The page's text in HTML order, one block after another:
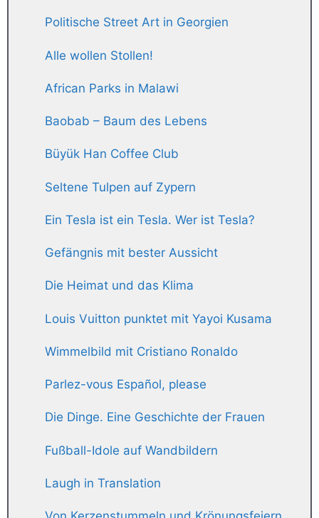
Politische Street Art in Georgien
Alle wollen Stollen!
African Parks in Malawi
Baobab – Baum des Lebens
Büyük Han Coffee Club
Seltene Tulpen auf Zypern
Ein Tesla ist ein Tesla. Wer ist Tesla?
Gefängnis mit bester Aussicht
Die Heimat und das Klima
Louis Vuitton punktet mit Yayoi Kusama
Wimmelbild mit Cristiano Ronaldo
Parlez-vous Español, please
Die Dinge. Eine Geschichte der Frauen
Fußball-Idole auf Wandbildern
Laugh in Translation